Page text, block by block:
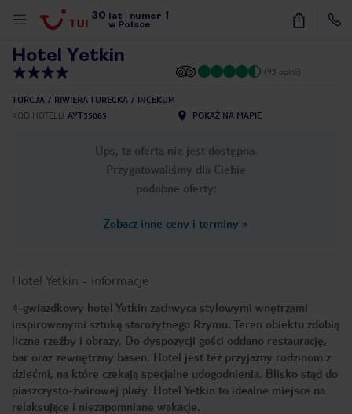
30 lat numer 1
w Polsce
25
Hotel Yetkin
(95 opinii)
TURCJA RIWIERA TURECKA
INCEKUM
KOD HOTELU AYT55085 POKAŻ NA MAPIE
Ups, ta oferta nie jest dostępna.
Przygotowaliśmy dla Ciebie
podobne oferty:
Zobacz inne ceny i terminy »
Hotel Yetkin - informacje
4-gwiazdkowy hotel Yetkin zachwyca stylowymi wnętrzami
inspirowanymi sztuką starożytnego Rzymu. Teren obiektu zdobią
liczne rzeźby i obrazy. Do dyspozycji gości oddano restaurację,
bar oraz zewnętrzny basen. Hotel jest też przyjazny rodzinom z
dziećmi, na które czekają specjalne udogodnienia. Blisko stąd do
piaszczysto-żwirowej plaży. Hotel Yetkin to idealne miejsce na
relaksujące i niezapomniane wakacje.